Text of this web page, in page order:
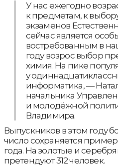
У нас ежегодно
к предметам, к
экзаменов
сейчас является
востребованным в
году возрос выбор
химия. На пике
у
информатика, —
начальника
и молодёжной
Владимира.
Выпускников в этом году
число сохраняется
года. На золотые и
претендуют 312 человек.